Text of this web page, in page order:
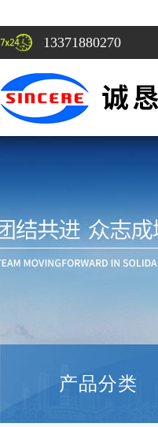
13371880270
产品分类